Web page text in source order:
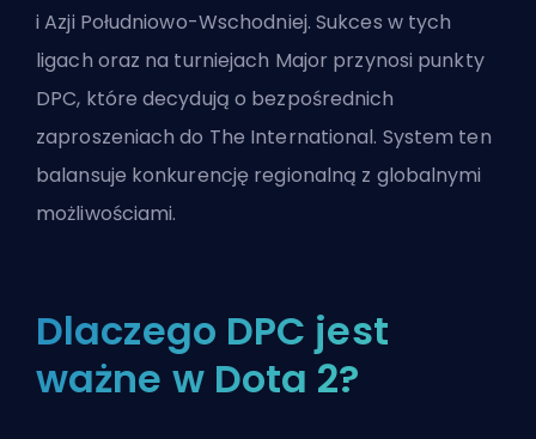
i Azji Południowo-Wschodniej. Sukces w tych
ligach oraz na turniejach Major przynosi punkty
DPC, które decydują o bezpośrednich
zaproszeniach do The International. System ten
balansuje konkurencję regionalną z globalnymi
możliwościami.
Dlaczego DPC jest
ważne w Dota 2?